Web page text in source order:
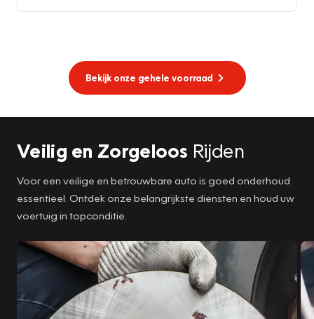
Bekijk onze gehele voorraad
Veilig en Zorgeloos Rijden
Voor een veilige en betrouwbare auto is goed onderhoud
essentieel. Ontdek onze belangrijkste diensten en houd uw
voertuig in topconditie.